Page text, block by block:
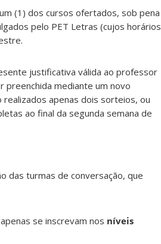
(1) dos cursos ofertados, sob pena
pelo PET Letras (cujos horários
justificativa válida ao professor
preenchida mediante um novo
apenas dois sorteios, ou
ao final da segunda semana de
das turmas de conversação, que
se inscrevam nos níveis